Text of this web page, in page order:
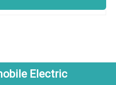
Electric